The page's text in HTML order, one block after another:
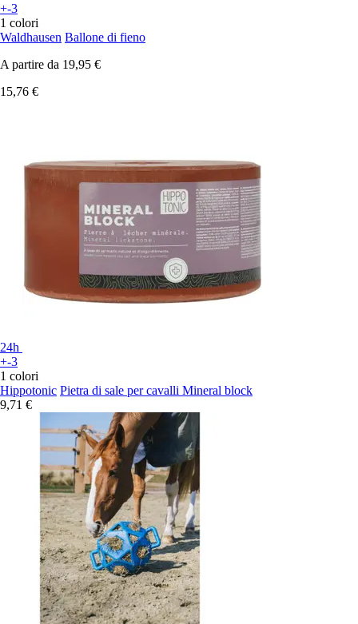
+-3
1 colori
Waldhausen Ballone di fieno
A partire da 19,95 €
15,76 €
24h
+-3
1 colori
Hippotonic Pietra di sale per cavalli Mineral block
9,71 €